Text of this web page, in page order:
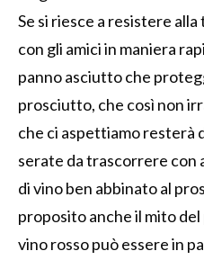
Se si riesce a resistere
con gli amici in maniera
panno asciutto che
prosciutto, che così non
che ci aspettiamo resterà
serate da trascorrere con
di vino ben abbinato al
proposito anche il mito
vino rosso può essere in